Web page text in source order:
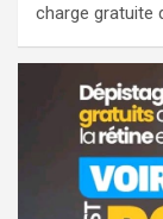
charge gratuite